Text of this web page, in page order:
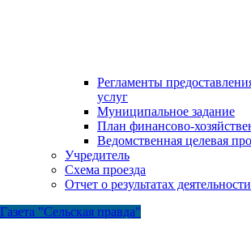
Регламенты
услуг
Муниципальное задание
План финансово-
Ведомственная целевая
Учредитель
Схема проезда
Отчет о результатах деятельности
Газета "Сельская правда"